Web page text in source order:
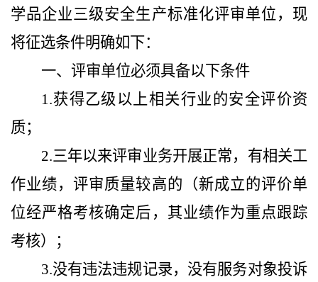
学品企业三级安全生产标准化评审单位，现
将征选条件明确如下：
一、评审单位必须具备以下条件
1.获得乙级以上相关行业的安全评价资
质；
2.三年以来评审业务开展正常，有相关工
作业绩，评审质量较高的（新成立的评价单
位经严格考核确定后，其业绩作为重点跟踪
考核）；
3.没有违法违规记录，没有服务对象投诉